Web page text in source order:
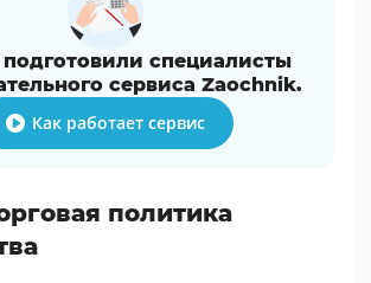
специалисты
сервиса Zaochnik.
Как работает сервис
политика